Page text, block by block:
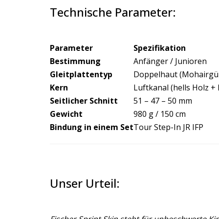
Technische Parameter:
Parameter
Spezifikation
Bestimmung
Anfänger / Junioren
Gleitplattentyp
Doppelhaut
Kern
Luftkanal (hells Holz +
Seitlicher Schnitt
51 – 47 – 50 mm
Gewicht
980 g / 150 cm
Bindung in einem SetTour Step-In JR IFP
Unser Urteil: